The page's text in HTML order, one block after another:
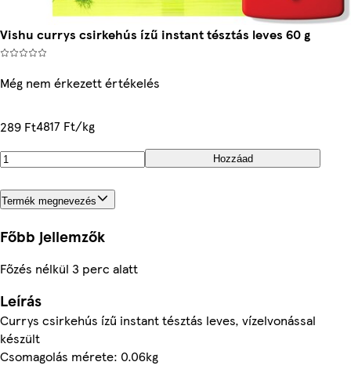
Vishu currys csirkehús ízű instant tésztás leves 60 g
Még nem érkezett értékelés
289 Ft4817 Ft/kg
Hozzáad
Termék megnevezés
Főbb jellemzők
Főzés nélkül 3 perc alatt
Leírás
Currys csirkehús ízű instant tésztás leves, vízelvonással
készült
Csomagolás mérete: 0.06kg